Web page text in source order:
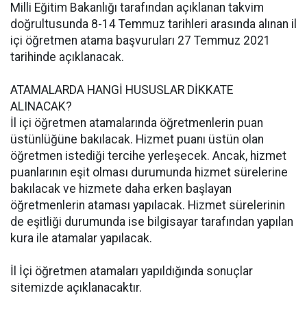
Milli Eğitim Bakanlığı tarafından açıklanan takvim
doğrultusunda 8-14 Temmuz tarihleri arasında alınan il
içi öğretmen atama başvuruları 27 Temmuz 2021
tarihinde açıklanacak.
ATAMALARDA HANGİ HUSUSLAR DİKKATE
ALINACAK?
İl içi öğretmen atamalarında öğretmenlerin puan
üstünlüğüne bakılacak. Hizmet puanı üstün olan
öğretmen istediği tercihe yerleşecek. Ancak, hizmet
puanlarının eşit olması durumunda hizmet sürelerine
bakılacak ve hizmete daha erken başlayan
öğretmenlerin ataması yapılacak. Hizmet sürelerinin
de eşitliği durumunda ise bilgisayar tarafından yapılan
kura ile atamalar yapılacak.
İl İçi öğretmen atamaları yapıldığında sonuçlar
sitemizde açıklanacaktır.